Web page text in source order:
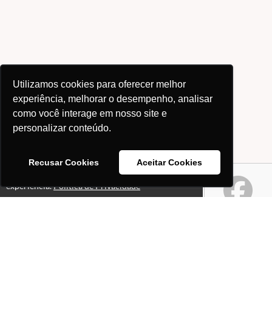
Utilizamos cookies para oferecer melhor
experiência, melhorar o desempenho, analisar
como você interage em nosso site e
personalizar conteúdo.
Recusar Cookies Aceitar Cookies
Este site usa cookies para melhorar sua
experiência.Política de Privacidade
Ok!